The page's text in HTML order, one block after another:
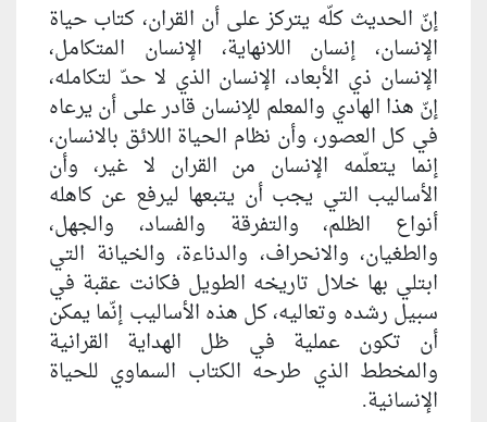
إنّ الحديث كلّه يتركز على أن القران، كتاب حياة
الإنسان، إنسان اللانهاية، الإنسان المتكامل،
الإنسان ذي الأبعاد، الإنسان الذي لا حدّ لتكامله،
إنّ هذا الهادي والمعلم للإنسان قادر على أن يرعاه
في كل العصور، وأن نظام الحياة اللائق بالانسان،
إنما يتعلّمه الإنسان من القران لا غير، وأن
الأساليب التي يجب أن يتبعها ليرفع عن كاهله
أنواع الظلم، والتفرقة والفساد، والجهل،
والطغيان، والانحراف، والدناءة، والخيانة التي
ابتلي بها خلال تاريخه الطويل فكانت عقبة في
سبيل رشده وتعاليه، كل هذه الأساليب إنّما يمكن
أن تكون عملية في ظل الهداية القرانية
والمخطط الذي طرحه الكتاب السماوي للحياة
الإنسانية.